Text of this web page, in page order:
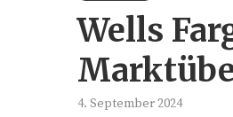
Wells
4. September 2024